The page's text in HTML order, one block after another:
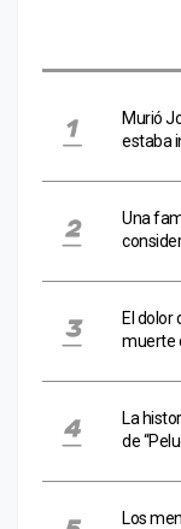
Murió
estaba
Una
El dolor
muerte
La
de
Los